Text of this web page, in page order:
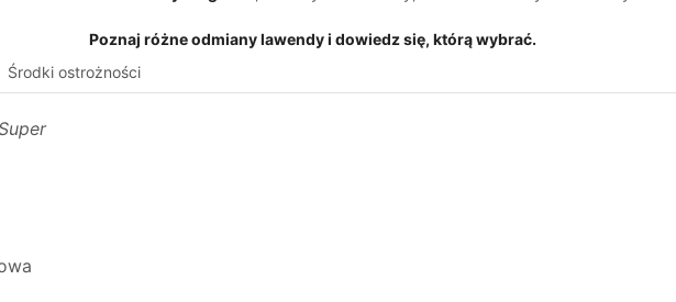
Poznaj różne odmiany lawendy i dowiedz się, którą wybrać.
Środki ostrożności